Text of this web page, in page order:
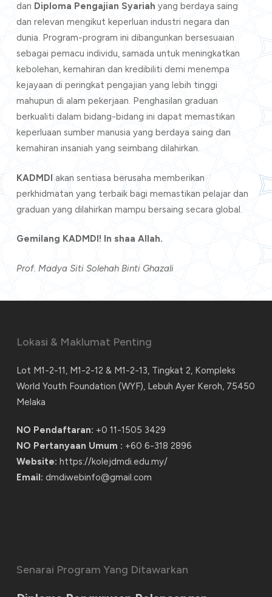
dan Diploma Pengajian Syariah yang berdaya saing
dan relevan mengikut keperluan industri negara dan
dunia. Program-program ini dibangunkan bersesuaian
sebagai pemacu individu, samada untuk meningkatkan
kebolehan, kemahiran dan kredibiliti demi menempa
kejayaan di peringkat pengajian yang lebih tinggi
mahupun di alam pekerjaan. Penghasilan graduan
berkualiti dalam bidang-bidang ini dapat memastikan
keperluaan sumber manusia yang berdaya saing dan
kemahiran insaniah yang seimbang dilahirkan.
KADMDIakan sentiasa berusaha memberikan
perkhidmatan yang terbaik bagi memastikan pelajar dan
graduan yang dilahirkan mampu bersaing secara global.
Gemilang KADMDI! In shaa Allah.
Prof. Madya Siti Solehah Binti Ghazali
Lokasi & Maklumat Penting
Lot M1-2-11, M1-2-12 & M1-2-13, Tingkat 2, Kompleks
World Youth Foundation (WYF), Lebuh Ayer Keroh, 75450
Melaka
NO Pendaftaran: +0 11-1505 3429
NO Pertanyaan Umum : +60 6-318 2896
Website: https://kolejdmdi.edu.my/
Email: dmdiwebinfo@gmail.com
Senarai Program Yang Ditawarkan